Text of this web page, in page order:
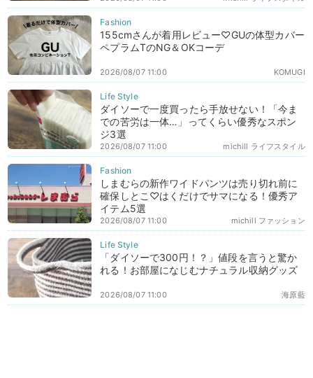
155cmさんが着用レビュー♡GUの体型カバー
ペプラムTのNG＆OKコーデ
KOMUGI
2026/08/07 11:00
ダイソーで一度買ったら手放せない！「今ま
での苦労は一体…」ってくらい優秀なスポン
ジ3選
michill ライフスタイル
2026/08/07 11:00
しまむらの新作ワイドパンツは売り切れ前に
確保しとこ♡はくだけでサマになる！優秀ア
イテム5選
michill ファッション
2026/08/07 11:00
「ダイソーで300円！？」値段を言うと驚か
れる！お部屋になじむナチュラル収納グッズ
海原藍
2026/08/07 11:00